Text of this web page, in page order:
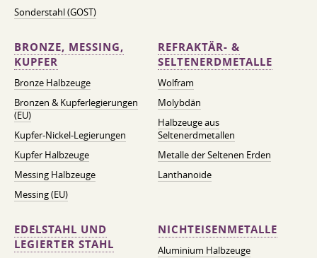
Sonderstahl (GOST)
BRONZE, MESSING,
KUPFER
Bronze Halbzeuge
Bronzen & Kupferlegierungen
(EU)
Kupfer-Nickel-Legierungen
Kupfer Halbzeuge
Messing Halbzeuge
Messing (EU)
REFRAKTÄR- &
SELTENERDMETALLE
Wolfram
Molybdän
Halbzeuge aus
Seltenerdmetallen
Metalle der Seltenen Erden
Lanthanoide
EDELSTAHL UND
LEGIERTER STAHL
NICHTEISENMETALLE
Aluminium Halbzeuge